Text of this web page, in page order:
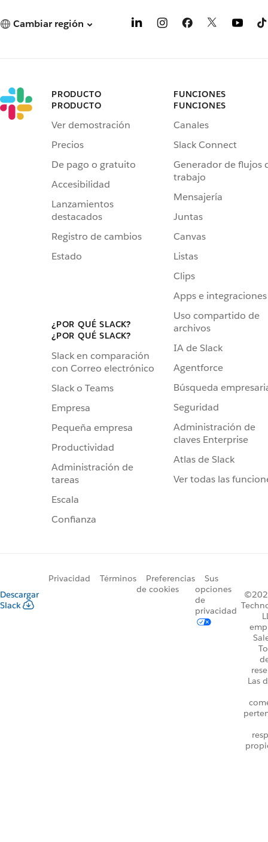
Cambiar región
PRODUCTO
PRODUCTO
Ver demostración
Precios
De pago o gratuito
Accesibilidad
Lanzamientos
destacados
Registro de cambios
Estado
¿POR QUÉ SLACK?
¿POR QUÉ SLACK?
Slack en comparación
con Correo electrónico
Slack o Teams
Empresa
Pequeña empresa
Productividad
Administración de
tareas
Escala
Confianza
FUNCIONES
FUNCIONES
Canales
Slack Connect
Generador de flujos
trabajo
Mensajería
Juntas
Canvas
Listas
Clips
Apps e integraciones
Uso compartido de
archivos
IA de Slack
Agentforce
Búsqueda
Seguridad
Administración de
claves Enterprise
Atlas de Slack
Ver todas las
Descargar
Slack
Privacidad Términos
Preferencias
de cookies
Sus
opciones
de
privacidad
Las